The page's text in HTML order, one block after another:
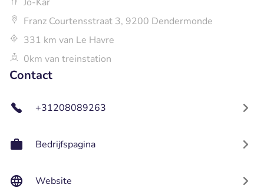
Franz Courtensstraat 3, 9200 Dendermonde
331 km van Le Havre
0km van treinstation
Contact
+31208089263
Bedrijfspagina
Website